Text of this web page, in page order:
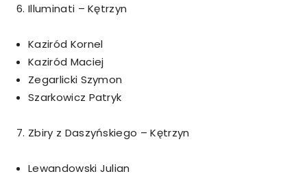
Illuminati – Kętrzyn
Kaziród Kornel
Kaziród Maciej
Zegarlicki Szymon
Szarkowicz Patryk
Zbiry z Daszyńskiego – Kętrzyn
Lewandowski Julian